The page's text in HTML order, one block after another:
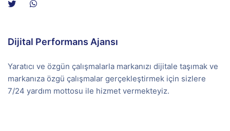
Dijital Performans Ajansı
Yaratıcı ve özgün çalışmalarla markanızı dijitale taşımak ve
markanıza özgü çalışmalar gerçekleştirmek için sizlere
7/24 yardım mottosu ile hizmet vermekteyiz.